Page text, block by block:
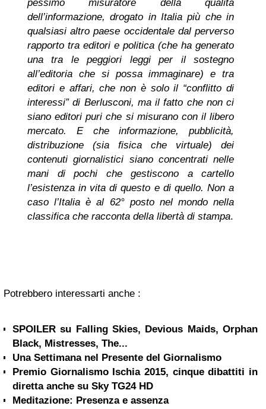
pessimo misuratore della qualità
dell’informazione, drogato in Italia più che in
qualsiasi altro paese occidentale dal perverso
rapporto tra editori e politica (che ha generato
una tra le peggiori leggi per il sostegno
all’editoria che si possa immaginare) e tra
editori e affari, che non è solo il “conflitto di
interessi” di Berlusconi, ma il fatto che non ci
siano editori puri che si misurano con il libero
mercato. E che informazione, pubblicità,
distribuzione (sia fisica che virtuale) dei
contenuti giornalistici siano concentrati nelle
mani di pochi che gestiscono a cartello
l’esistenza in vita di questo e di quello. Non a
caso l’Italia è al 62° posto nel mondo nella
classifica che racconta della libertà di stampa.
Potrebbero interessarti anche :
SPOILER su Falling Skies, Devious Maids, Orphan
Black, Mistresses, The...
Una Settimana nel Presente del Giornalismo
Premio Giornalismo Ischia 2015, cinque dibattiti in
diretta anche su Sky TG24 HD
Meditazione: Presenza e assenza